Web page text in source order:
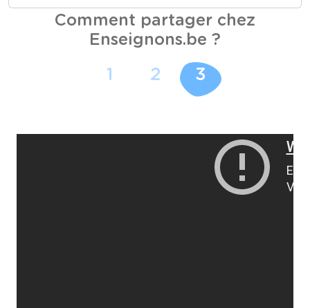
Comment partager chez
Enseignons.be ?
1 2 3